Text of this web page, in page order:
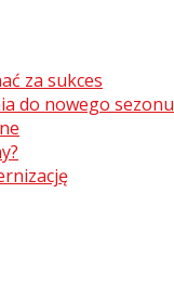
za sukces
do nowego sezonu